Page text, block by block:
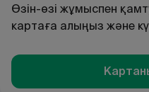
Өзін-өзі жұмыспен
картаға алыңыз және